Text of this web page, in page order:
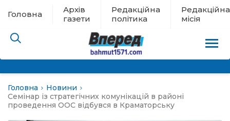
Головна
Архів
газети
Редакційна
політика
Редакційна
місія
Головна
Новини
Семінар із стратегічних комунікацій в районі
проведення ООС відбувся в Краматорську